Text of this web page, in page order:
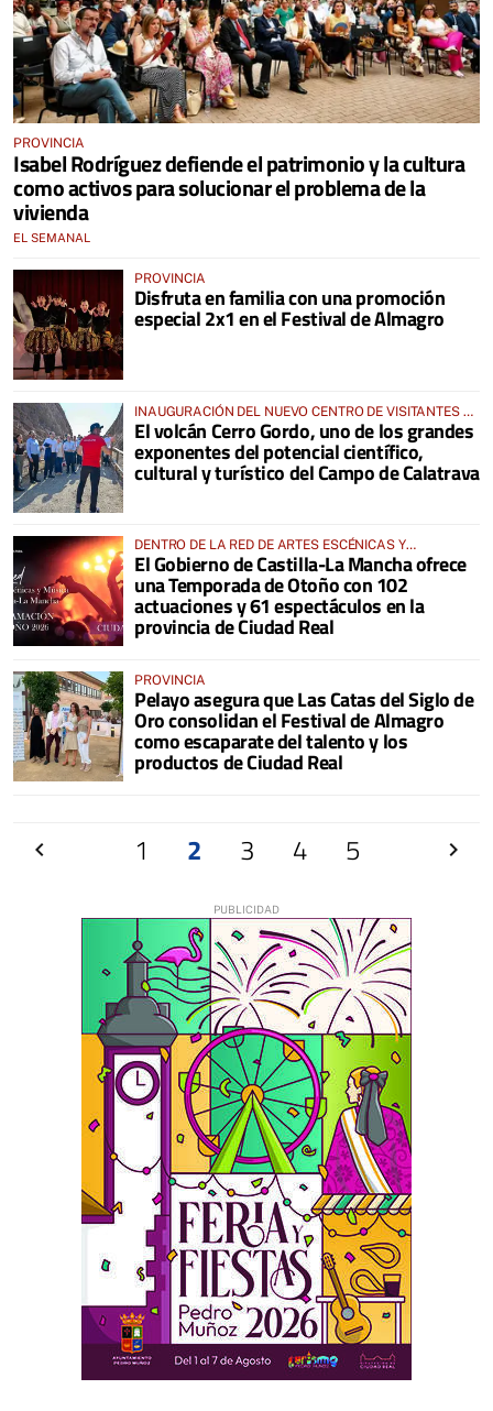
PROVINCIA
Isabel Rodríguez defiende el patrimonio y la cultura
como activos para solucionar el problema de la
vivienda
EL SEMANAL
PROVINCIA
Disfruta en familia con una promoción
especial 2x1 en el Festival de Almagro
INAUGURACIÓN DEL NUEVO CENTRO DE VISITANTES Y
DEL APARCAMIENTO EJECUTADOS DENTRO DEL PLAN
DE SOSTENIBILIDAD TURÍSTICA EN DESTINO DEL
GEOPARQUE
El volcán Cerro Gordo, uno de los grandes
exponentes del potencial científico,
cultural y turístico del Campo de Calatrava
DENTRO DE LA RED DE ARTES ESCÉNICAS Y
MUSICALES
El Gobierno de Castilla-La Mancha ofrece
una Temporada de Otoño con 102
actuaciones y 61 espectáculos en la
provincia de Ciudad Real
PROVINCIA
Pelayo asegura que Las Catas del Siglo de
Oro consolidan el Festival de Almagro
como escaparate del talento y los
productos de Ciudad Real
1 2 3 4 5